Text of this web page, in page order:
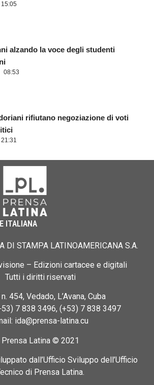
15:05
alzando la voce degli studenti
08:53
rifiutano negoziazione di voti
21:31
ITALIANA
DI STAMPA LATINOAMERICANA S.A.
– Edizioni cartacee e digitali
Tutti i diritti riservati
454, Vedado, L’Avana, Cuba
7 838 3496, (+53) 7 838 3497
ida@prensa-latina.cu
Prensa Latina © 2021
dall’Ufficio Sviluppo dell’Ufficio
di Prensa Latina.